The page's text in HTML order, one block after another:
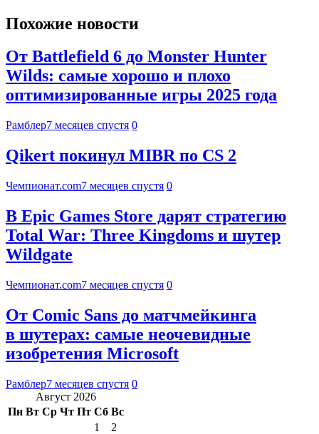
Похожие новости
От Battlefield 6 до Monster Hunter
Wilds: самые хорошо и плохо
оптимизированные игры 2025 года
Рамблер7 месяцев спустя 0
Qikert покинул MIBR по CS 2
Чемпионат.com7 месяцев спустя 0
В Epic Games Store дарят стратегию
Total War: Three Kingdoms и шутер
Wildgate
Чемпионат.com7 месяцев спустя 0
От Comic Sans до матчмейкинга
в шутерах: самые неочевидные
изобретения Microsoft
Рамблер7 месяцев спустя 0
Август 2026
Пн Вт Ср Чт Пт Сб Вс
1
2